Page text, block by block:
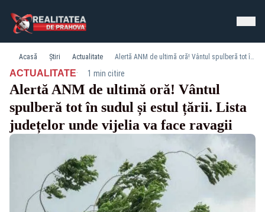
Acasă Știri Actualitate Alertă ANM de ultimă oră! Vântul spulberă tot în sudul și estul țării. Lista județelor unde vijelia va face ravagii
ACTUALITATE· 1 min citire
Alertă ANM de ultimă oră! Vântul
spulberă tot în sudul și estul țării. Lista
județelor unde vijelia va face ravagii